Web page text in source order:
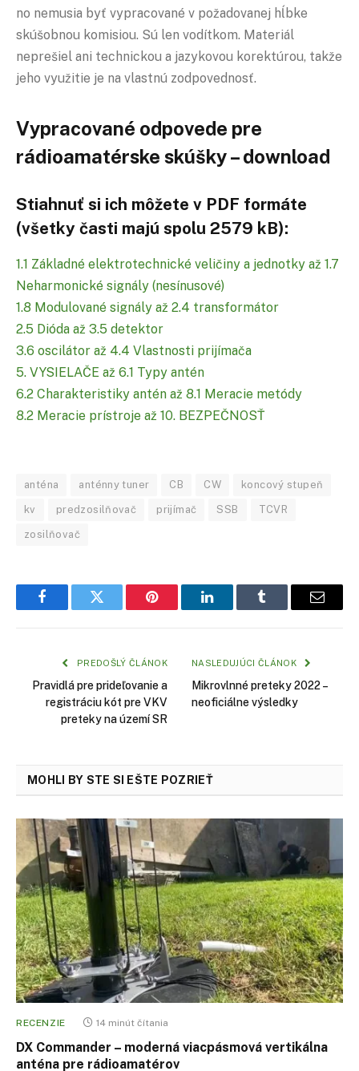
no nemusia byť vypracované v požadovanej hĺbke
skúšobnou komisiou. Sú len vodítkom. Materiál
neprešiel ani technickou a jazykovou korektúrou, takže
jeho využitie je na vlastnú zodpovednosť.
Vypracované odpovede pre
rádioamatérske skúšky – download
Stiahnuť si ich môžete v PDF formáte
(všetky časti majú spolu 2579 kB):
1.1 Základné elektrotechnické veličiny a jednotky až 1.7
Neharmonické signály (nesínusové)
1.8 Modulované signály až 2.4 transformátor
2.5 Dióda až 3.5 detektor
3.6 oscilátor až 4.4 Vlastnosti prijímača
5. VYSIELAČE až 6.1 Typy antén
6.2 Charakteristiky antén až 8.1 Meracie metódy
8.2 Meracie prístroje až 10. BEZPEČNOSŤ
anténa anténny tuner CB CW koncový stupeň
kv predzosilňovač prijímač SSB TCVR
zosilňovač
FacebookTwitter Pinterest LinkedInTumblr Email
PREDOŠLÝ ČLÁNOK
Pravidlá pre prideľovanie a
registráciu kót pre VKV
preteky na území SR
NASLEDUJÚCI ČLÁNOK
Mikrovlnné preteky 2022 –
neoficiálne výsledky
MOHLI BY STE SI EŠTE POZRIEŤ
RECENZIE 14 minút čítania
DX Commander – moderná viacpásmová vertikálna
anténa pre rádioamatérov